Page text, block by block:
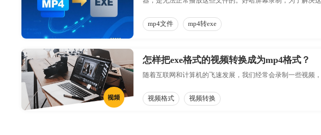
mp4文件
mp4转exe
怎样把exe格式的视频转换成为mp4格式？
随着互联网和计算机的飞速发展，我们经常会录制一些视频
视频格式 视频转换